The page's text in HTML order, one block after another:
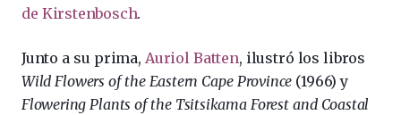
de Kirstenbosch.
Junto a su prima, Auriol Batten, ilustró los libros
Wild Flowers of the Eastern Cape Province (1966) y
Flowering Plants of the Tsitsikama Forest and Coastal